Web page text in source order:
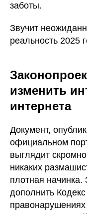
заботы.
Звучит
реальность 2025
изменить
интернета
Документ,
официальном
выглядит
никаких
плотная начинка.
дополнить
правонарушениях